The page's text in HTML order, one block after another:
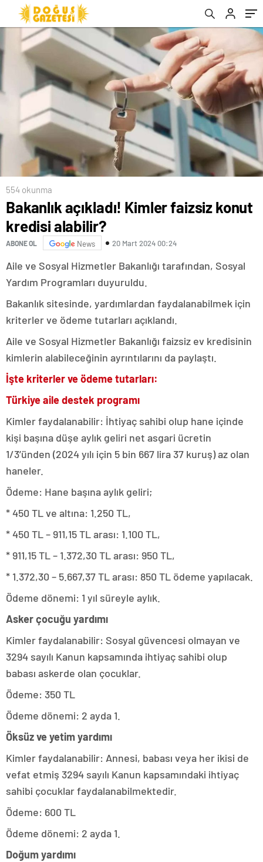
554 okunma
Bakanlık açıkladı! Kimler faizsiz konut
kredisi alabilir?
ABONE OL News 20 Mart 2024 00:24
Aile ve Sosyal Hizmetler Bakanlığı tarafından, Sosyal
Yardım Programları duyuruldu.
Bakanlık sitesinde, yardımlardan faydalanabilmek için
kriterler ve ödeme tutarları açıklandı.
Aile ve Sosyal Hizmetler Bakanlığı faizsiz ev kredisinin
kimlerin alabileceğinin ayrıntılarını da paylaştı.
İşte kriterler ve ödeme tutarları:
Türkiye aile destek programı
Kimler faydalanabilir: İhtiyaç sahibi olup hane içinde
kişi başına düşe aylık geliri net asgari ücretin
1/3’ünden (2024 yılı için 5 bin 667 lira 37 kuruş) az olan
haneler.
Ödeme: Hane başına aylık geliri;
* 450 TL ve altına: 1.250 TL,
* 450 TL – 911,15 TL arası: 1.100 TL,
* 911,15 TL – 1.372,30 TL arası: 950 TL,
* 1.372,30 – 5.667,37 TL arası: 850 TL ödeme yapılacak.
Ödeme dönemi: 1 yıl süreyle aylık.
Asker çocuğu yardımı
Kimler faydalanabilir: Sosyal güvencesi olmayan ve
3294 sayılı Kanun kapsamında ihtiyaç sahibi olup
babası askerde olan çocuklar.
Ödeme: 350 TL
Ödeme dönemi: 2 ayda 1.
Öksüz ve yetim yardımı
Kimler faydalanabilir: Annesi, babası veya her ikisi de
vefat etmiş 3294 sayılı Kanun kapsamındaki ihtiyaç
sahibi çocuklar faydalanabilmektedir.
Ödeme: 600 TL
Ödeme dönemi: 2 ayda 1.
Doğum yardımı